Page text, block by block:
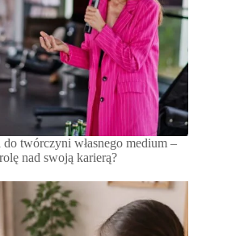
twórczyni własnego medium –
nad swoją karierą?